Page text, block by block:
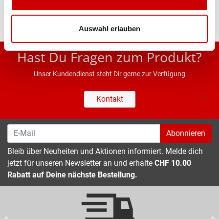
Auswahl erlauben
* UVP des Herstellers; Alle Preisangaben inkl. MwSt.
Hast Du Fragen zum Produkt?
Unser Kundendienst steht Dir gerne zur Verfügung
Kontakt
Abonnieren
Bleib über Neuheiten und Aktionen informiert. Melde dich
jetzt für unseren Newsletter an und erhalte CHF 10.00
Rabatt auf Deine nächste Bestellung.